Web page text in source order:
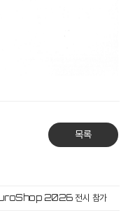
목록
2026 전시 참가